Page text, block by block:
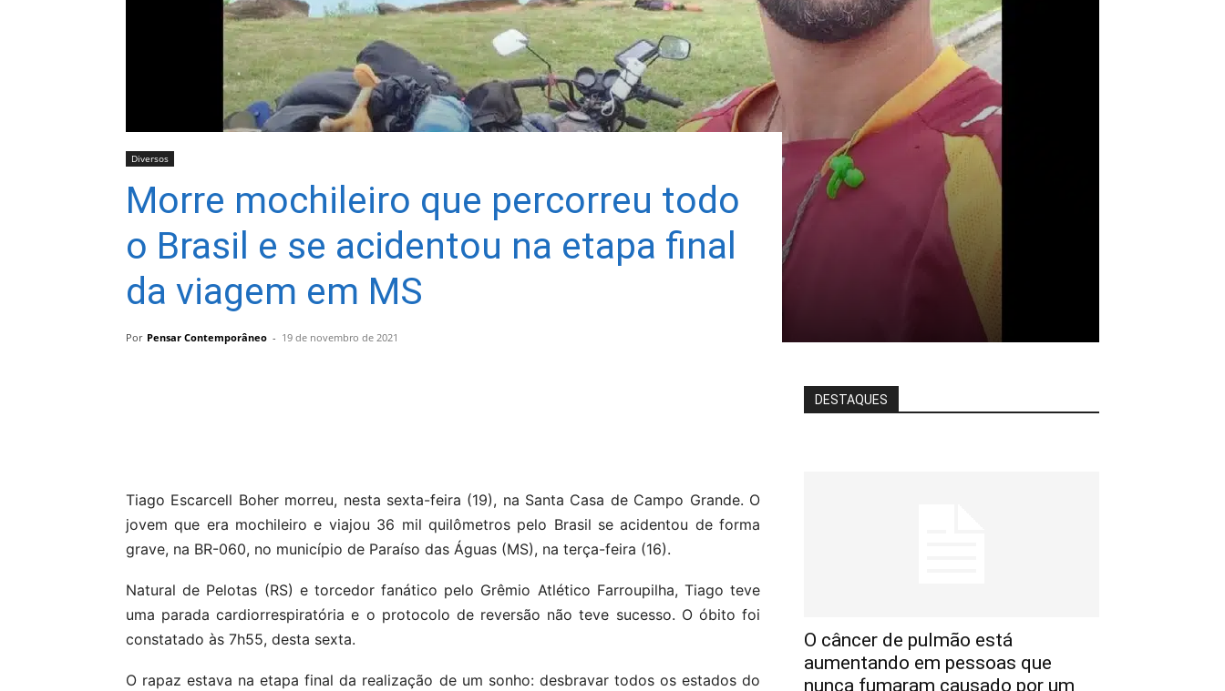
Diversos
Morre mochileiro que percorreu todo
o Brasil e se acidentou na etapa final
da viagem em MS
Por Pensar Contemporâneo - 19 de novembro de 2021
Tiago Escarcell Boher morreu, nesta sexta-feira (19), na Santa Casa de Campo Grande. O
jovem que era mochileiro e viajou 36 mil quilômetros pelo Brasil se acidentou de forma
grave, na BR-060, no município de Paraíso das Águas (MS), na terça-feira (16).
Natural de Pelotas (RS) e torcedor fanático pelo Grêmio Atlético Farroupilha, Tiago teve
uma parada cardiorrespiratória e o protocolo de reversão não teve sucesso. O óbito foi
constatado às 7h55, desta sexta.
O rapaz estava na etapa final da realização de um sonho: desbravar todos os estados do
DESTAQUES
O câncer de pulmão está
aumentando em pessoas que
nunca fumaram causado por um